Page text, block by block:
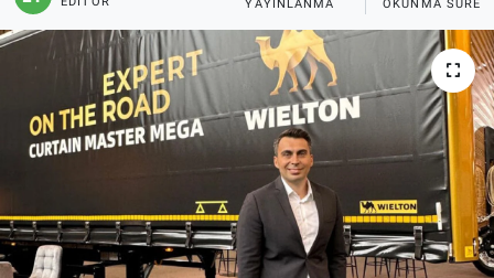
YAYINLANMA OKUNMA SÜRESI